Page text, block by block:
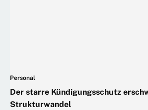
Personal
Der starre Kündigungsschutz
Strukturwandel